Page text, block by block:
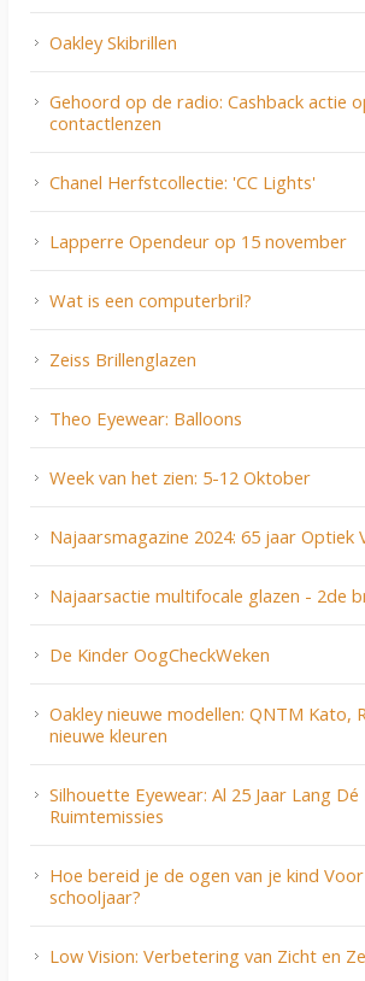
Oakley Skibrillen
Gehoord op de radio: Cashback actie
contactlenzen
Chanel Herfstcollectie: 'CC Lights'
Lapperre Opendeur op 15 november
Wat is een computerbril?
Zeiss Brillenglazen
Theo Eyewear: Balloons
Week van het zien: 5-12 Oktober
Najaarsmagazine 2024: 65 jaar Optiek
Najaarsactie multifocale glazen - 2de
De Kinder OogCheckWeken
Oakley nieuwe modellen: QNTM Kato,
nieuwe kleuren
Silhouette Eyewear: Al 25 Jaar Lang
Ruimtemissies
Hoe bereid je de ogen van je kind
schooljaar?
Low Vision: Verbetering van Zicht en